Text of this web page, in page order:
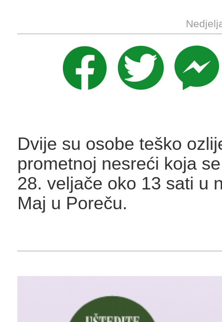
Dvije su osobe teško
prometnoj nesreći koja
28. veljače oko 13 sati u
Maj u Poreču.